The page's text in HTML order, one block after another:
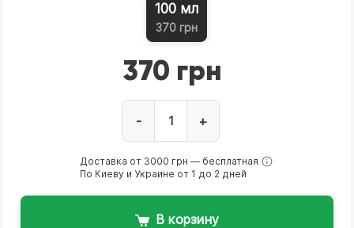
100 мл
370 грн
370 грн
- +
Доставка от 3000 грн — бесплатная
По Киеву и Украине от 1 до 2 дней
В корзину